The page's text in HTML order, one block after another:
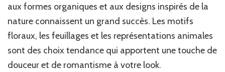
aux formes organiques et aux designs inspirés de la
nature connaissent un grand succès. Les motifs
floraux, les feuillages et les représentations animales
sont des choix tendance qui apportent une touche de
douceur et de romantisme à votre look.